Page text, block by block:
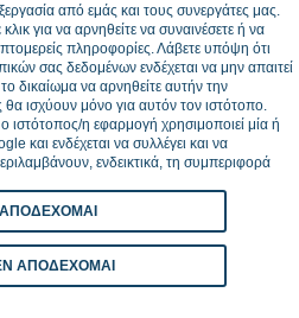
από εμάς και τους συνεργάτες μας.
για να αρνηθείτε να συναινέσετε ή να
πληροφορίες. Λάβετε υπόψη ότι
σας δεδομένων ενδέχεται να μην απαιτεί
δικαίωμα να αρνηθείτε αυτήν την
θα ισχύουν μόνο για αυτόν τον ιστότοπο.
ιστότοπος/η εφαρμογή χρησιμοποιεί μία ή
και ενδέχεται να συλλέγει και να
ενδεικτικά, τη συμπεριφορά
ΑΠΟΔΕΧΟΜΑΙ
ΑΠΟΔΕΧΟΜΑΙ
επιχειρησιακές
η προστασία του
νομιμότητας και η
ανταγωνισμού»
στο Google News
την Ελλάδα και τον κόσμο.